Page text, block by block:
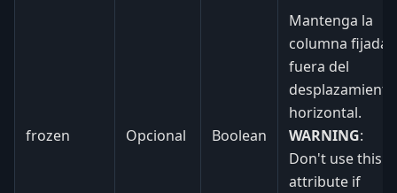
frozen Opcional Boolean
Mantenga la
columna fijada
fuera del
desplazamiento
horizontal.
WARNING:
Don't use this
attribute if